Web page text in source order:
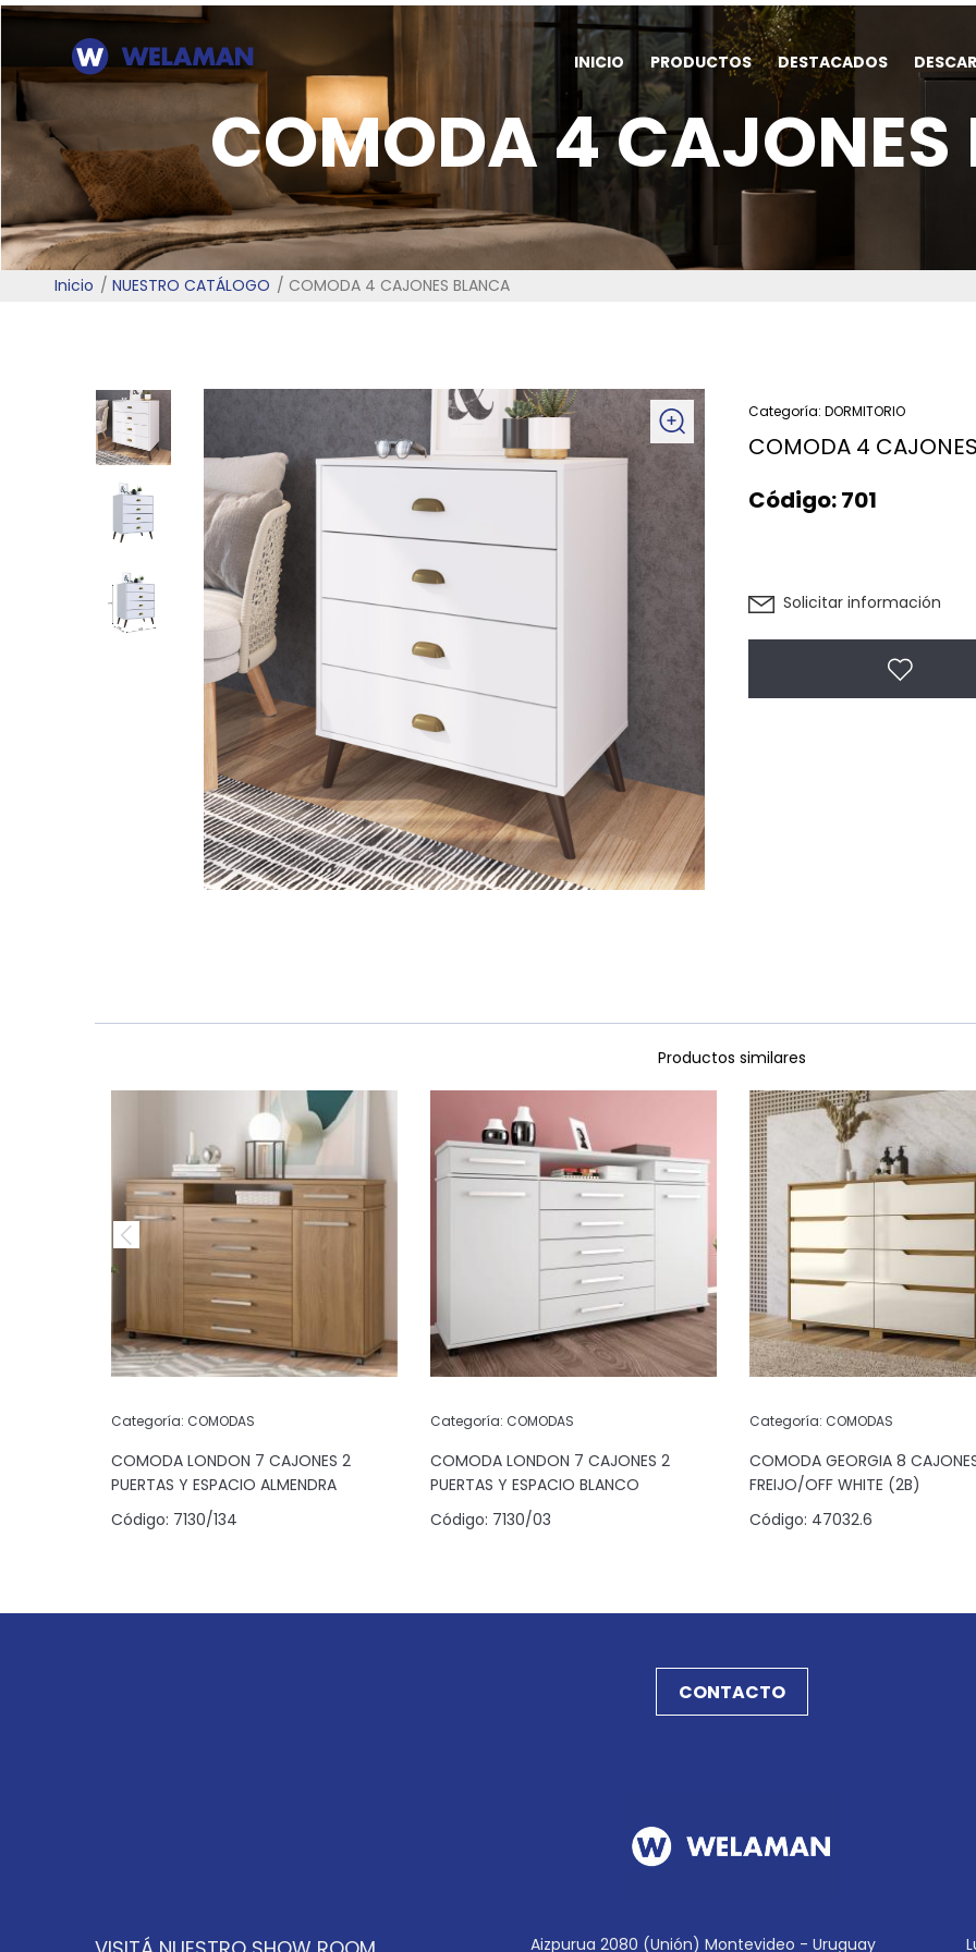
INICIO PRODUCTOS DESTACADOS
COMODA 4 CAJONES
Inicio NUESTRO CATÁLOGO COMODA 4 CAJONES BLANCA
Categoría: DORMITORIO
COMODA 4
Código:701
Solicitar información
Productos similares
Categoría: COMODAS
COMODA LONDON 7 CAJONES 2
PUERTAS Y ESPACIO ALMENDRA
Código: 7130/134
Categoría: COMODAS
COMODA LONDON 7 CAJONES 2
PUERTAS Y ESPACIO BLANCO
Código: 7130/03
Categoría: COMODAS
COMODA GEORGIA 8
FREIJO/OFF WHITE (2B)
Código: 47032.6
CONTACTO
Aizpurua 2080 (Unión) Montevideo - Uruguay